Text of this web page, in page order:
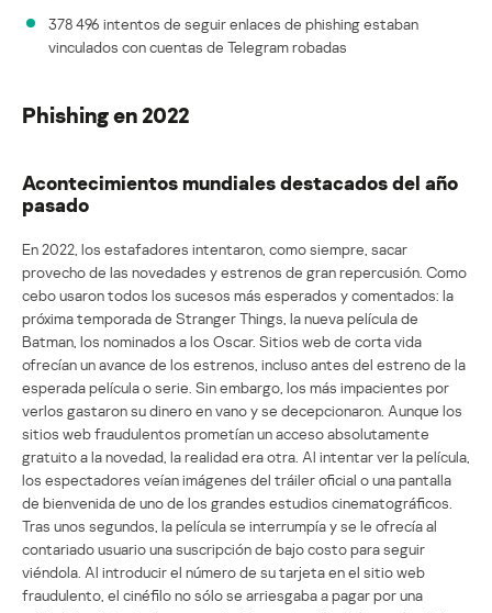
378 496 intentos de seguir enlaces de phishing estaban
vinculados con cuentas de Telegram robadas
Phishing en 2022
Acontecimientos mundiales destacados del año
pasado
En 2022, los estafadores intentaron, como siempre, sacar
provecho de las novedades y estrenos de gran repercusión. Como
cebo usaron todos los sucesos más esperados y comentados: la
próxima temporada de Stranger Things, la nueva película de
Batman, los nominados a los Oscar. Sitios web de corta vida
ofrecían un avance de los estrenos, incluso antes del estreno de la
esperada película o serie. Sin embargo, los más impacientes por
verlos gastaron su dinero en vano y se decepcionaron. Aunque los
sitios web fraudulentos prometían un acceso absolutamente
gratuito a la novedad, la realidad era otra. Al intentar ver la película,
los espectadores veían imágenes del tráiler oficial o una pantalla
de bienvenida de uno de los grandes estudios cinematográficos.
Tras unos segundos, la película se interrumpía y se le ofrecía al
contariado usuario una suscripción de bajo costo para seguir
viéndola. Al introducir el número de su tarjeta en el sitio web
fraudulento, el cinéfilo no sólo se arriesgaba a pagar por una